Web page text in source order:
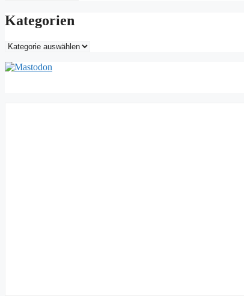
Kategorien
Kategorien